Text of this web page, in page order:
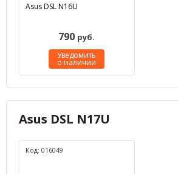
Asus DSL N16U
790 руб.
Уведомить
о наличии
Asus DSL N17U
Код: 016049